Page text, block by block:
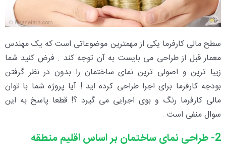
سطح مالی کارفرما یکی از مهمترین موضوعاتی است که یک مهندس
معمار قبل از طراحی می بایست به آن توجه کند . فرض کنید شما
زیبا ترین و اصولی ترین نمای ساختمان را بدون در نظر گرفتن
بودجه کارفرما برای اجرا طراحی کرده اید ! آیا پروژه شما با توان
مالی کارفرما رنگ و بوی اجرایی می گیرد ؟! قطعا پاسخ به این
سوال منفی است .
2- طراحی نمای ساختمان بر اساس اقلیم منطقه